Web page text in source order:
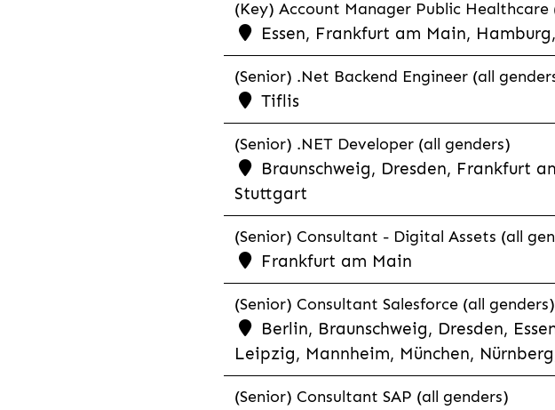
(Key) Account Manager Public Healthcare
Essen, Frankfurt am Main,
(Senior) .Net Backend Engineer (all
Tiflis
(Senior) .NET Developer (all genders)
Braunschweig, Dresden, Frankfurt
Stuttgart
(Senior) Consultant - Digital Assets (all
Frankfurt am Main
(Senior) Consultant Salesforce (all genders)
Berlin, Braunschweig, Dresden,
Leipzig, Mannheim, München,
(Senior) Consultant SAP (all genders)